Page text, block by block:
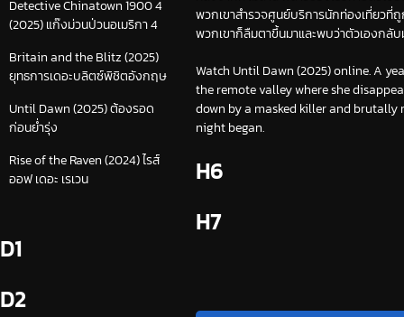
Detective Chinatown 1900 4
(2025) แก๊งม่วนป่วนอเมริกา 4
Britain and the Blitz (2025)
ยุทธการเดอะบลิตซ์พิชิตอังกฤษ
Until Dawn (2025) ต้องรอด
ก่อนย่ำรุ่ง
Rise of the Raven (2024) ไรส์
ออฟ เดอะ เรเวน
D1
D2
พวกเขาสำรวจศูนย์บริการนักท่องเที่ยวที่
พวกเขาก็ลืมตาขึ้นมาและพบว่าตัวเองกลั
Watch Until Dawn (2025) online. A
the remote valley where she
down by a masked killer and brutally
night began.
H6
H7